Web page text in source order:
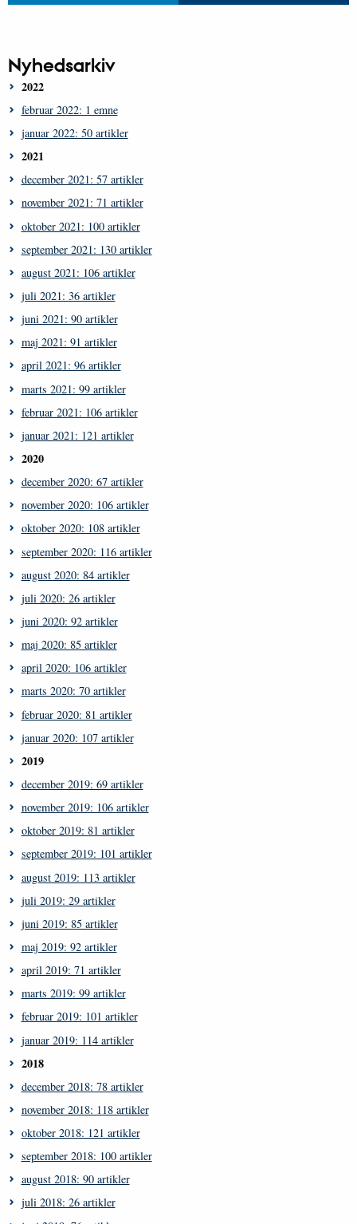
Nyhedsarkiv
2022
februar 2022: 1 emne
januar 2022: 50 artikler
2021
december 2021: 57 artikler
november 2021: 71 artikler
oktober 2021: 100 artikler
september 2021: 130 artikler
august 2021: 106 artikler
juli 2021: 36 artikler
juni 2021: 90 artikler
maj 2021: 91 artikler
april 2021: 96 artikler
marts 2021: 99 artikler
februar 2021: 106 artikler
januar 2021: 121 artikler
2020
december 2020: 67 artikler
november 2020: 106 artikler
oktober 2020: 108 artikler
september 2020: 116 artikler
august 2020: 84 artikler
juli 2020: 26 artikler
juni 2020: 92 artikler
maj 2020: 85 artikler
april 2020: 106 artikler
marts 2020: 70 artikler
februar 2020: 81 artikler
januar 2020: 107 artikler
2019
december 2019: 69 artikler
november 2019: 106 artikler
oktober 2019: 81 artikler
september 2019: 101 artikler
august 2019: 113 artikler
juli 2019: 29 artikler
juni 2019: 85 artikler
maj 2019: 92 artikler
april 2019: 71 artikler
marts 2019: 99 artikler
februar 2019: 101 artikler
januar 2019: 114 artikler
2018
december 2018: 78 artikler
november 2018: 118 artikler
oktober 2018: 121 artikler
september 2018: 100 artikler
august 2018: 90 artikler
juli 2018: 26 artikler